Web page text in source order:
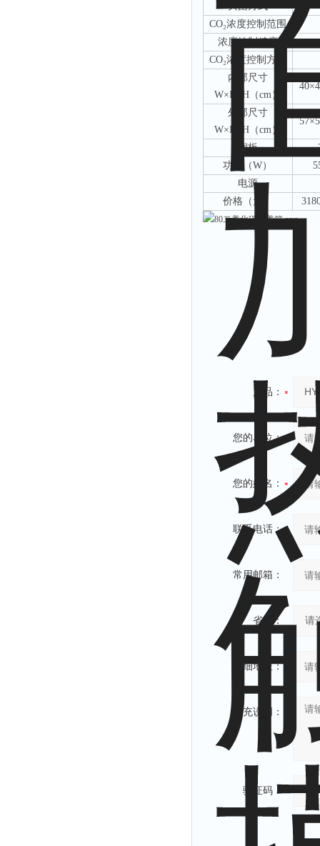
灭菌方式
CO₂浓度控制范围
浓度控制精度
CO₂浓度控制方式
内部尺寸
W×D×H（cm）
外部尺寸
W×D×H（cm）
搁板
功率（W）
电源
价格（元）
产品：
您的单位：
您的姓名：
联系电话：
常用邮箱：
省份：
详细地址：
补充说明：
验证码：